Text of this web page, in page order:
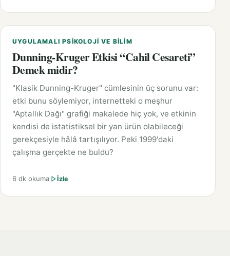
UYGULAMALI PSIKOLOJI VE BILIM
Dunning-Kruger Etkisi “Cahil Cesareti”
Demek midir?
"Klasik Dunning-Kruger" cümlesinin üç sorunu var:
etki bunu söylemiyor, internetteki o meşhur
"Aptallık Dağı" grafiği makalede hiç yok, ve etkinin
kendisi de istatistiksel bir yan ürün olabileceği
gerekçesiyle hâlâ tartışılıyor. Peki 1999'daki
çalışma gerçekte ne buldu?
6 dk okuma İzle